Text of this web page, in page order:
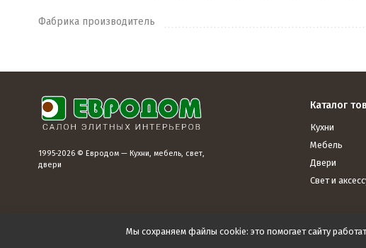
Фабрика производитель
1995-2026 © Евродом — Кухни, мебель, свет,
двери
Каталог
Кухни
Мебель
Двери
Свет и
Мы сохраняем файлы cookie: это помогает сайту